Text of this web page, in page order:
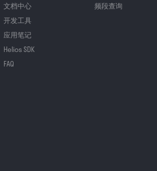
文档中心
开发工具
应用笔记
Helios SDK
FAQ
频段查询